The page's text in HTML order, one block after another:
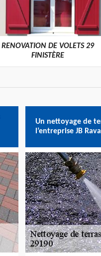
RENOVATION DE VOLETS 29
FINISTÈRE
Un nettoyage de
l’entreprise JB